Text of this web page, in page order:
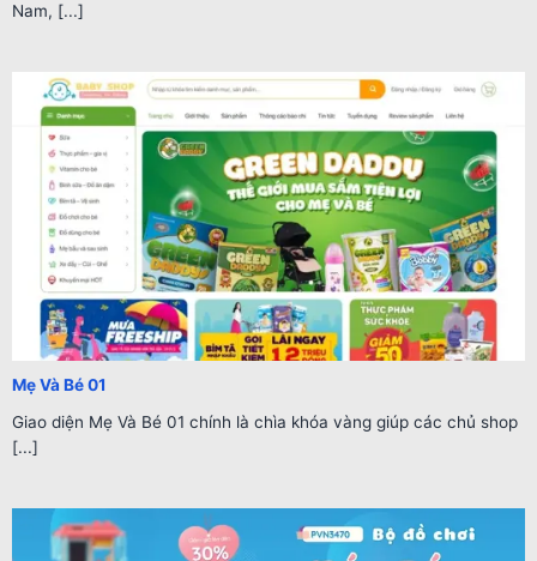
Nam, [...]
Mẹ Và Bé 01
Giao diện Mẹ Và Bé 01 chính là chìa khóa vàng giúp các chủ shop
[...]